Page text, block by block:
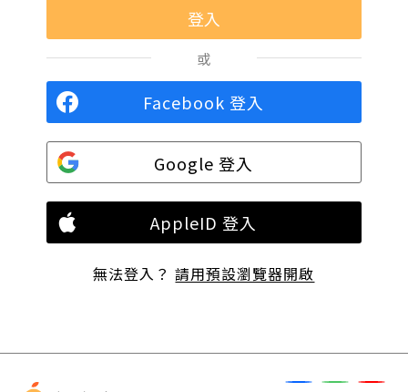
或
Facebook 登入
Google 登入
AppleID 登入
無法登入？請用預設瀏覽器開啟